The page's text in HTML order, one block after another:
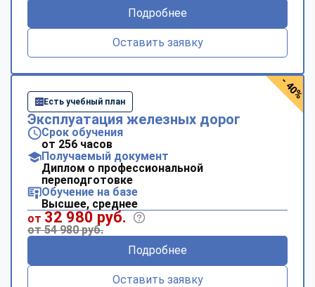
Подробнее
Оставить заявку
Есть учебный план
Эксплуатация железных дорог
Срок обучения
от 256 часов
Получаемый документ
Диплом о профессиональной
переподготовке
Обучение на базе
Высшее, среднее
от 32 980 руб.
от 54 980 руб.
Подробнее
Оставить заявку
- 40%